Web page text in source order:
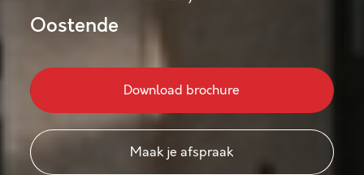
Oostende
Download brochure
Maak je afspraak